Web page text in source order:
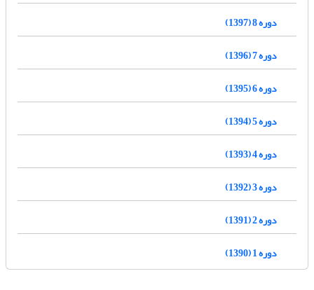
دوره 8 (1397)
دوره 7 (1396)
دوره 6 (1395)
دوره 5 (1394)
دوره 4 (1393)
دوره 3 (1392)
دوره 2 (1391)
دوره 1 (1390)